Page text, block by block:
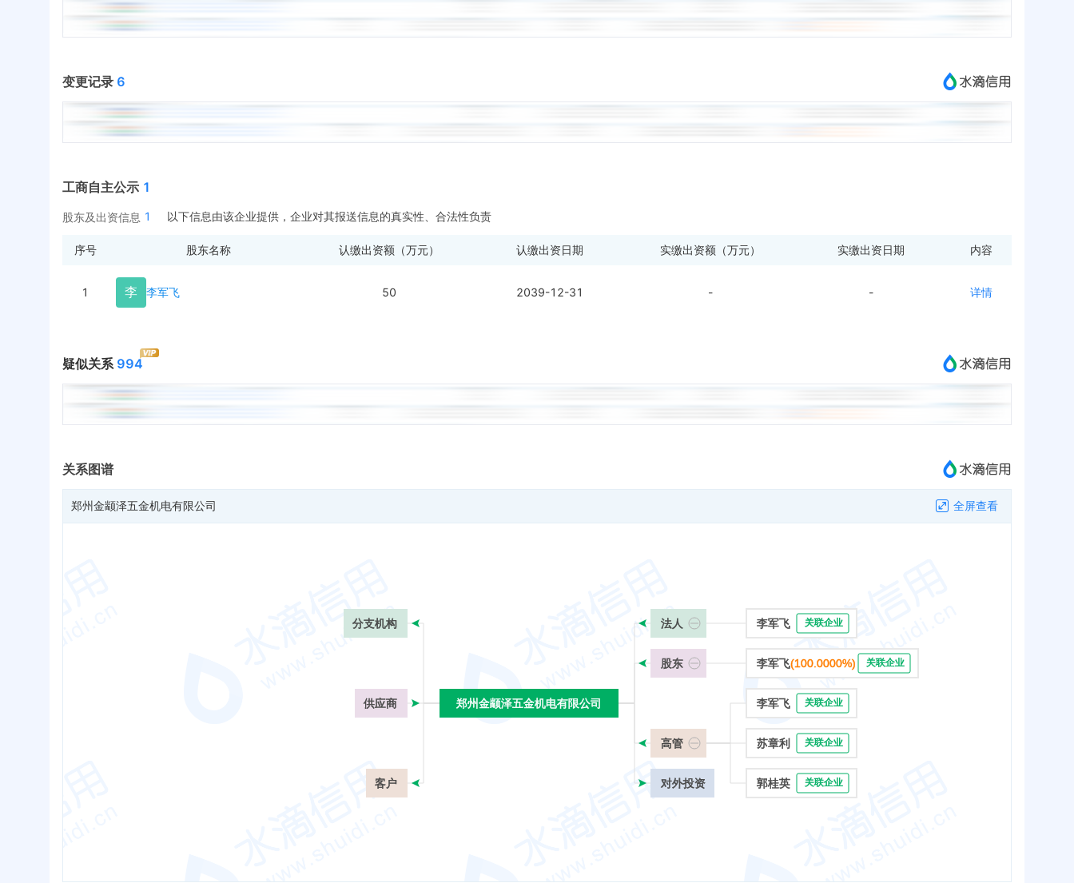
变更记录 6
工商自主公示 1
股东及出资信息 1 以下信息由该企业提供，企业对其报送信息的真实性、合法性负责
序号 股东名称 认缴出资额（万元） 认缴出资日期 实缴出资额（万元） 实缴出资日期 内容
1 李 李军飞 50 2039-12-31 - - 详情
疑似关系 994
关系图谱
郑州金颛泽五金机电有限公司 全屏查看
郑州金颛泽五金机电有限公司
分支机构
供应商
客户
郑州金颛泽五金机电有限公司
法人
股东
高管
对外投资
李军飞 关联企业
李军飞(100.0000%) 关联企业
李军飞 关联企业
苏章利 关联企业
郭桂英 关联企业